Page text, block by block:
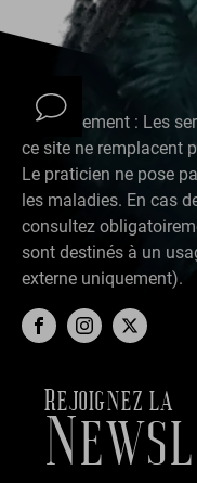
Avertissement : Les
ce site ne remplacent
Le praticien ne pose
les maladies. En cas
consultez
sont destinés à un
externe uniquement).
Rejoignez la